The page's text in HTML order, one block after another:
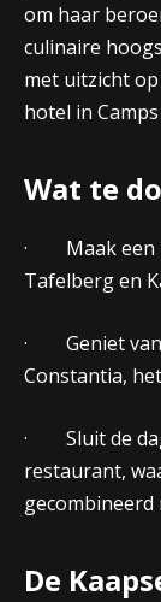
om haar
culinaire
met uitzicht
hotel in Camps
Wat te
· Maak een
Tafelberg en
· Geniet van
Constantia,
· Sluit de
restaurant,
De